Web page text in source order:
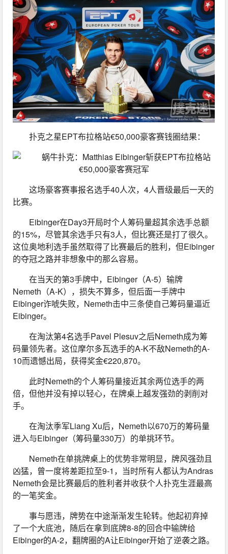
扑克之星EPT布拉格站€50,000豪客赛钱圈结果：
这场豪客赛事报名选手40人次，4人晋级最后一天的
比赛。
Eibinger在Day3开局时个人筹码量超其余选手总额
的15%，尽管其余选手只有3人，但比赛还是打了很久。
这位奥地利选手虽然取得了比赛最后的胜利，但Eibinger
的夺冠之路并非想象中的那么容易。
在当天的第3手牌中，Eibinger（A-5）输牌
Nemeth（A-K），损失不算多，但后面一手牌中
Eibinger诈唬失败，Nemeth击中三条使自己筹码量逼近
Eibinger。
在淘汰第4名选手Pavel Plesuv之后Nemeth成为筹
码量领先者。这位摩尔多瓦选手的A-K不敌Nemeth的A-
10而遗憾出局，获得奖金€220,870。
此时Nemeth的个人筹码量接近其余两位选手的两
倍，但他并没有掉以轻心，在牌桌上越发强劲的剥削对
手。
在淘汰季军Liang Xu后，Nemeth以670万的筹码量
进入与Eibinger（筹码量330万）的单挑环节。
Nemeth在单挑牌桌上的优势非常明显，牌风强劲且
凶猛，曾一度将差距拉至9-1，当时所有人都认为Andras
Nemeth会是比赛最后的胜利者并收获个人扑克生涯最高
的一笔奖金。
事与愿违，牌势在中途渐渐发生轮转。他起初弃掉
了一个大底池，随后在拿到底牌8-8的回合中输牌给
Eibinger的A-2，翻牌圈的A让Eibinger开始了逆袭之路。